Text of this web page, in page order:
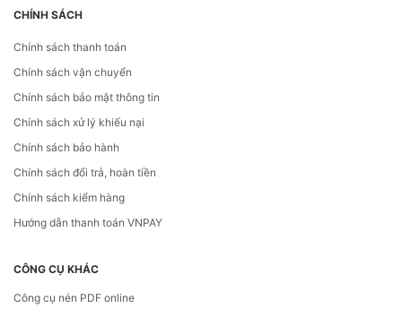
CHÍNH SÁCH
Chính sách thanh toán
Chính sách vận chuyển
Chính sách bảo mật thông tin
Chính sách xử lý khiếu nại
Chính sách bảo hành
Chính sách đổi trả, hoàn tiền
Chính sách kiểm hàng
Hướng dẫn thanh toán VNPAY
CÔNG CỤ KHÁC
Công cụ nén PDF online